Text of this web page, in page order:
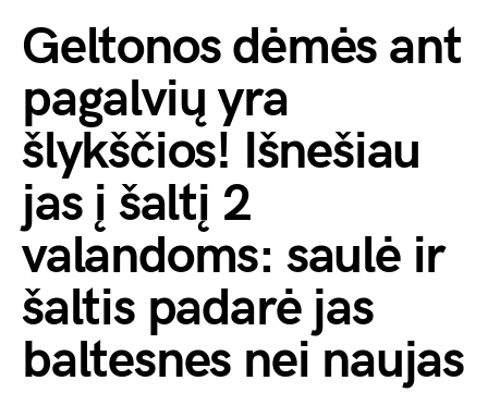
Geltonos dėmės ant
pagalvių yra
šlykščios! Išnešiau
jas į šaltį 2
valandoms: saulė ir
šaltis padarė jas
baltesnes nei naujas